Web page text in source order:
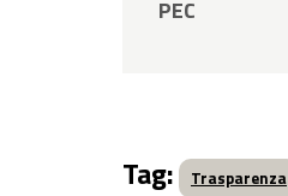
PEC
Tag: Trasparenza